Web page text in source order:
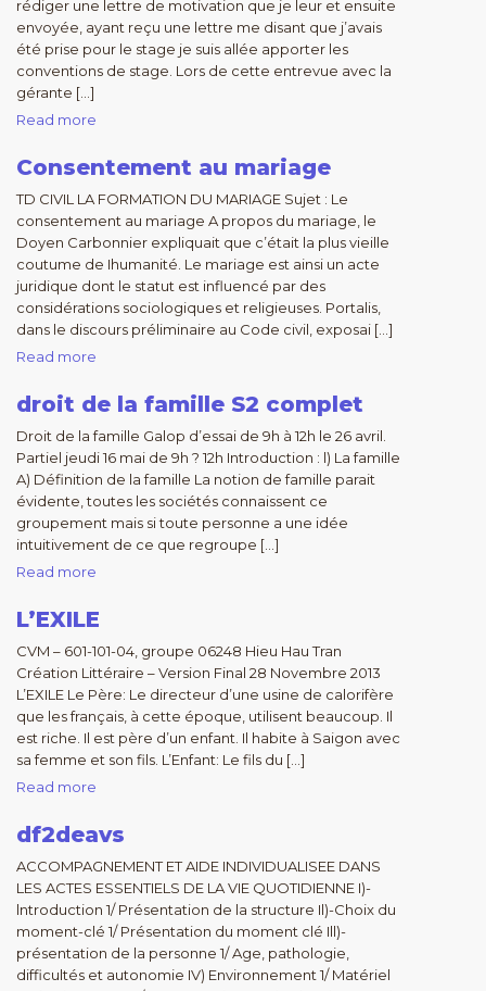
rédiger une lettre de motivation que je leur et ensuite
envoyée, ayant reçu une lettre me disant que j’avais
été prise pour le stage je suis allée apporter les
conventions de stage. Lors de cette entrevue avec la
gérante […]
Read more
Consentement au mariage
TD CIVIL LA FORMATION DU MARIAGE Sujet : Le
consentement au mariage A propos du mariage, le
Doyen Carbonnier expliquait que c’était la plus vieille
coutume de Ihumanité. Le mariage est ainsi un acte
juridique dont le statut est influencé par des
considérations sociologiques et religieuses. Portalis,
dans le discours préliminaire au Code civil, exposai […]
Read more
droit de la famille S2 complet
Droit de la famille Galop d’essai de 9h à 12h le 26 avril.
Partiel jeudi 16 mai de 9h ? 12h Introduction : l) La famille
A) Définition de la famille La notion de famille parait
évidente, toutes les sociétés connaissent ce
groupement mais si toute personne a une idée
intuitivement de ce que regroupe […]
Read more
L’EXILE
CVM – 601-101-04, groupe 06248 Hieu Hau Tran
Création Littéraire – Version Final 28 Novembre 2013
L’EXILE Le Père: Le directeur d’une usine de calorifère
que les français, à cette époque, utilisent beaucoup. Il
est riche. Il est père d’un enfant. Il habite à Saigon avec
sa femme et son fils. L’Enfant: Le fils du […]
Read more
df2deavs
ACCOMPAGNEMENT ET AIDE INDIVIDUALISEE DANS
LES ACTES ESSENTIELS DE LA VIE QUOTIDIENNE I)-
lntroduction 1/ Présentation de la structure Il)-Choix du
moment-clé 1/ Présentation du moment clé Ill)-
présentation de la personne 1/ Age, pathologie,
difficultés et autonomie IV) Environnement 1/ Matériel